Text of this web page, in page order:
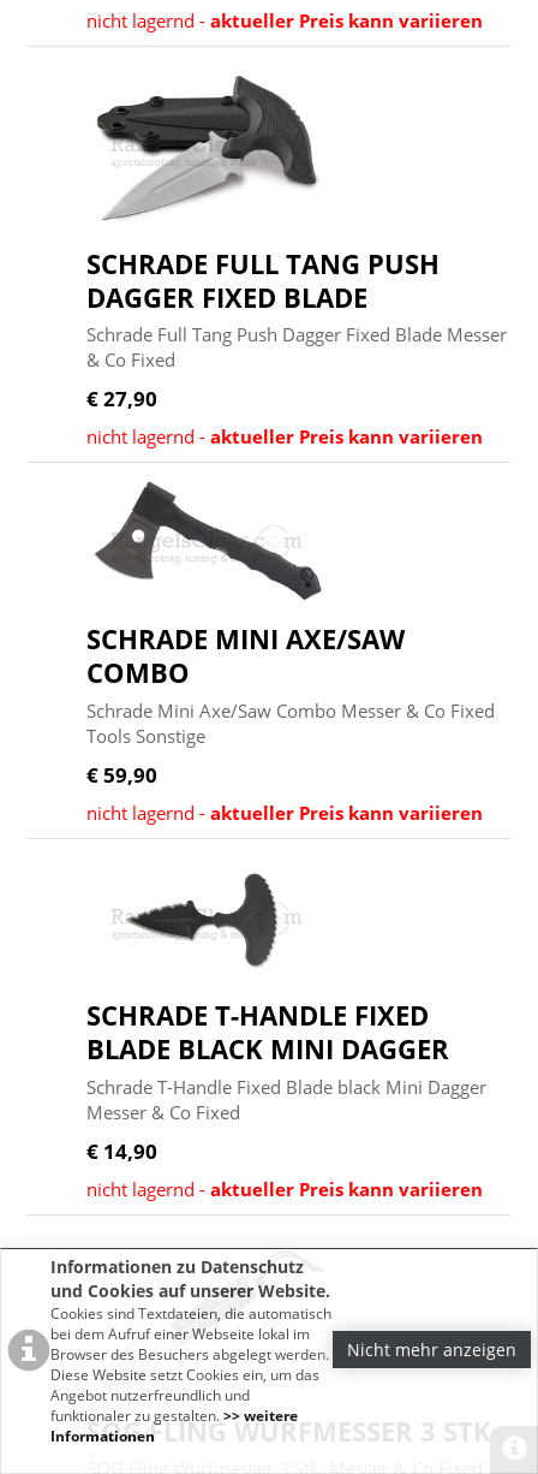
Informationen zu Datenschutz
und Cookies auf unserer Website.
Cookies sind Textdateien, die automatisch
bei dem Aufruf einer Webseite lokal im
Browser des Besuchers abgelegt werden.
Diese Website setzt Cookies ein, um das
Angebot nutzerfreundlich und
funktionaler zu gestalten.>> weitere
Informationen
Nicht mehr anzeigen
nicht lagernd -aktueller Preis kann variieren
SCHRADE FULL TANG PUSH
DAGGER FIXED BLADE
Schrade Full Tang Push Dagger Fixed Blade Messer
& Co Fixed
€ 27,90
nicht lagernd -aktueller Preis kann variieren
SCHRADE MINI AXE/SAW
COMBO
Schrade Mini Axe/Saw Combo Messer & Co Fixed
Tools Sonstige
€ 59,90
nicht lagernd -aktueller Preis kann variieren
SCHRADE T-HANDLE FIXED
BLADE BLACK MINI DAGGER
Schrade T-Handle Fixed Blade black Mini Dagger
Messer & Co Fixed
€ 14,90
nicht lagernd -aktueller Preis kann variieren
SOG FLING WURFMESSER 3 STK.
SOG Fling Wurfmesser 3 Stk. Messer & Co Fixed